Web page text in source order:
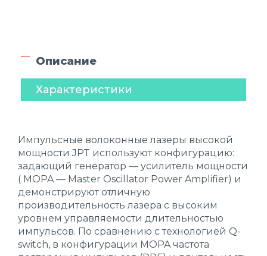
Описание
Характеристики
Импульсные волоконные лазеры высокой
мощности JPT используют конфигурацию:
задающий генератор — усилитель мощности
( MOPA — Master Oscillator Power Amplifier) и
демонстрируют отличную
производительность лазера с высоким
уровнем управляемости длительностью
импульсов. По сравнению с технологией Q-
switch, в конфигурации MOPA частота